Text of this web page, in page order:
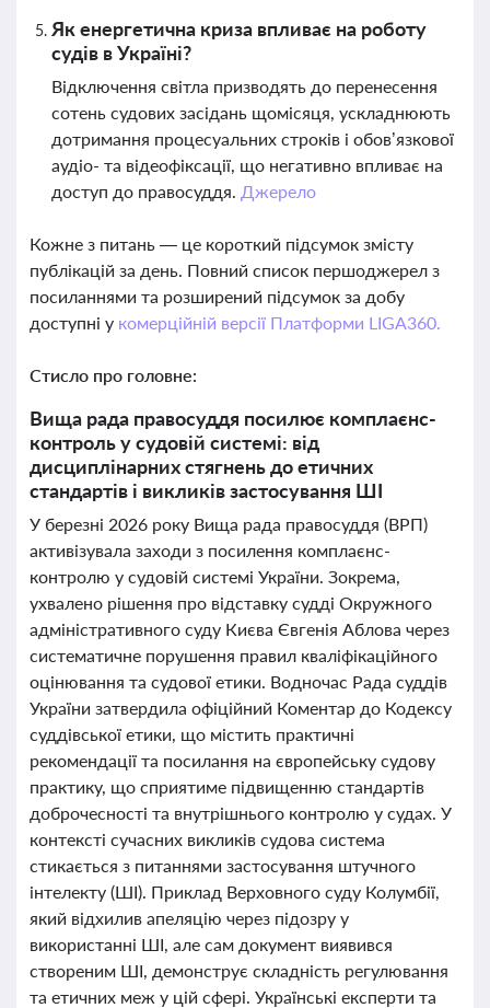
Як енергетична криза впливає на роботу
судів в Україні?
Відключення світла призводять до перенесення
сотень судових засідань щомісяця, ускладнюють
дотримання процесуальних строків і обов’язкової
аудіо- та відеофіксації, що негативно впливає на
доступ до правосуддя. Джерело
Кожне з питань — це короткий підсумок змісту
публікацій за день. Повний список першоджерел з
посиланнями та розширений підсумок за добу
доступні у комерційній версії Платформи LIGA360.
Стисло про головне:
Вища рада правосуддя посилює комплаєнс-
контроль у судовій системі: від
дисциплінарних стягнень до етичних
стандартів і викликів застосування ШІ
У березні 2026 року Вища рада правосуддя (ВРП)
активізувала заходи з посилення комплаєнс-
контролю у судовій системі України. Зокрема,
ухвалено рішення про відставку судді Окружного
адміністративного суду Києва Євгенія Аблова через
систематичне порушення правил кваліфікаційного
оцінювання та судової етики. Водночас Рада суддів
України затвердила офіційний Коментар до Кодексу
суддівської етики, що містить практичні
рекомендації та посилання на європейську судову
практику, що сприятиме підвищенню стандартів
доброчесності та внутрішнього контролю у судах. У
контексті сучасних викликів судова система
стикається з питаннями застосування штучного
інтелекту (ШІ). Приклад Верховного суду Колумбії,
який відхилив апеляцію через підозру у
використанні ШІ, але сам документ виявився
створеним ШІ, демонструє складність регулювання
та етичних меж у цій сфері. Українські експерти та